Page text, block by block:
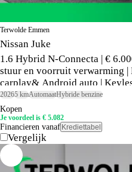
Terwolde Emmen
Nissan Juke
1.6 Hybrid N-Connecta | €
stuur en voorruit verwarming
carplay& Android auto |
20265 kmAutomaatHybride benzine
Kopen
Je voordeel is € 5.082
Financieren vanaf Krediettabel
Vergelijk